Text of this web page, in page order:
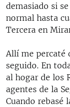
demasiado si
normal hasta
Tercera en
Allí me percaté
seguido. En
al hogar de los
agentes de la
Cuando rebasé